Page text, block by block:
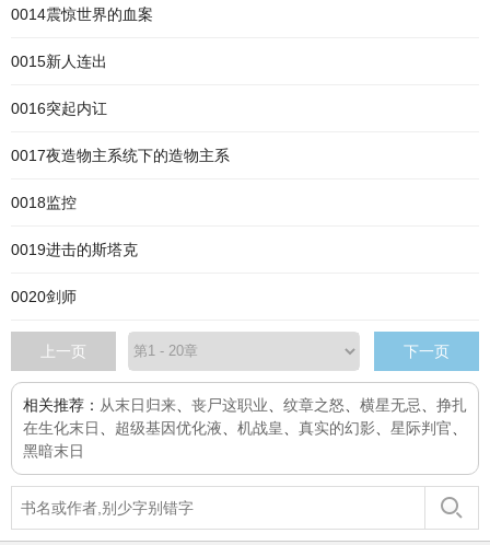
0014震惊世界的血案
0015新人连出
0016突起内讧
0017夜造物主系统下的造物主系
0018监控
0019进击的斯塔克
0020剑师
上一页 下一页
相关推荐： 从末日归来 丧尸这职业 纹章之怒 横星无忌
挣扎
在生化末日
超级基因优化液 机战皇 真实的幻影 星际判官
黑暗末日